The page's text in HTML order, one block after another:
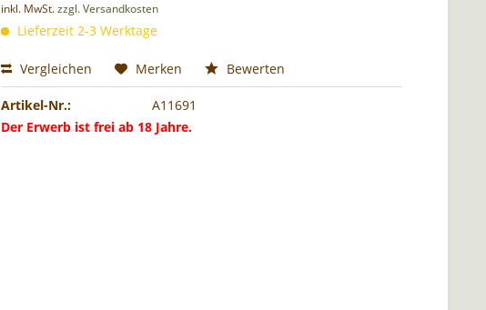
inkl. MwSt.zzgl. Versandkosten
Lieferzeit 2-3 Werktage
Vergleichen Merken Bewerten
Artikel-Nr.:
A11691
Der Erwerb ist frei ab 18 Jahre.